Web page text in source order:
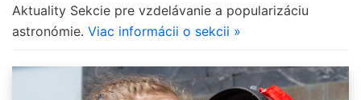
Aktuality Sekcie pre vzdelávanie a popularizáciu
astronómie. Viac informácii o sekcii »